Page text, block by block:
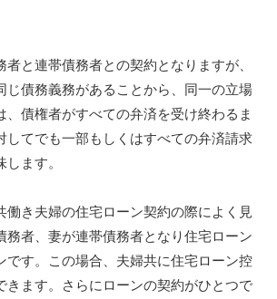
と連帯債務者との契約となりますが、
じ債務義務があることから、同一の立場
、債権者がすべての弁済を受け終わるま
してでも一部もしくはすべての弁済請求
ます。
働き夫婦の住宅ローン契約の際によく見
務者、妻が連帯債務者となり住宅ローン
です。この場合、夫婦共に住宅ローン控
きます。さらにローンの契約がひとつで